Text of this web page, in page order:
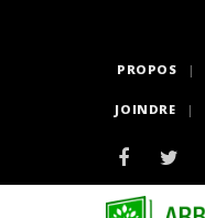
PROPOS
JOINDRE